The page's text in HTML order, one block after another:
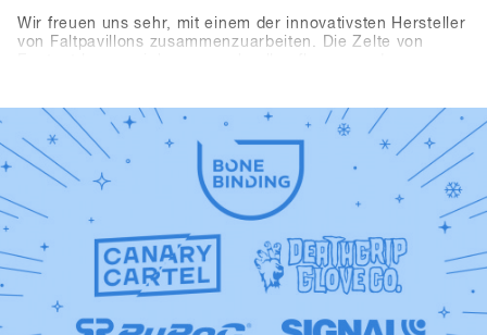
Wir freuen uns sehr, mit einem der innovativsten Hersteller
von Faltpavillons zusammenzuarbeiten. Die Zelte von
der Eingangsbereich zur Indoorarea präsentieren sich im
neuen SHOPS 1st TRY Design.Schau dir unsere neuen
Zelte am SHOPS 1st TRY genauer an!Check out Ecotent
https://www.ecotent-faltpavillons.de